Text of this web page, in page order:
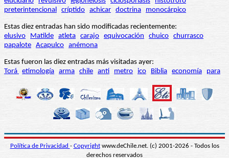
preterintencional críptido achicar doctrina monocárpico
Estas diez entradas han sido modificadas recientemente:
elusivo
Matilde atleta carajo equivocación chuico churrasco
papalote Acapulco anémona
Estas fueron las diez entradas más visitadas ayer:
Torá etimología arma chile anti metro ico Biblia economía para
Política de Privacidad - Copyrightwww.deChile.net. (c) 2001-2026 - Todos los
derechos reservados